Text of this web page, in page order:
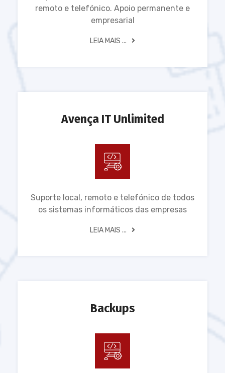
remoto e telefónico. Apoio permanente e
empresarial
LEIA MAIS ...
Avença IT Unlimited
Suporte local, remoto e telefónico de todos
os sistemas informáticos das empresas
LEIA MAIS ...
Backups